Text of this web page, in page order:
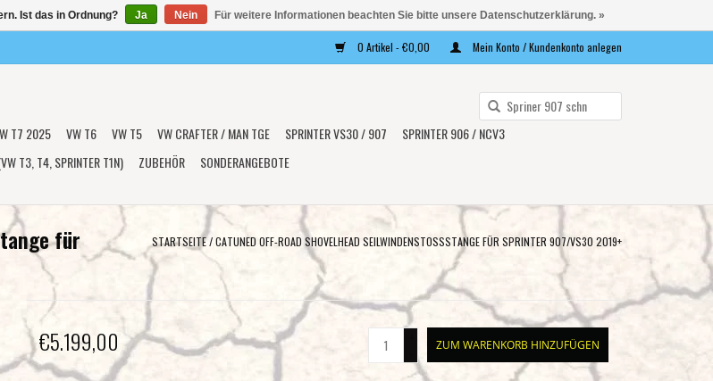
0 Artikel - €0,00 Mein Konto / Kundenkonto anlegen
verfügbare
T7 2025 VW T6 VW T5 VW CRAFTER / MAN TGE SPRINTER VS30 / 907
SPRINTER 906 / NCV3
T3, T4, SPRINTER T1N) ZUBEHÖR SONDERANGEBOTE
für
STARTSEITE/CATUNED OFF-ROAD SHOVELHEAD SEILWINDENSTOSSSTANGE FÜR SPRINTER 907/VS30 2019+
€5.199,00 ZUM WARENKORB HINZUFÜGEN
Ist das in Ordnung? Ja Nein Für weitere Informationen beachten Sie bitte unsere Datenschutzerklärung. »